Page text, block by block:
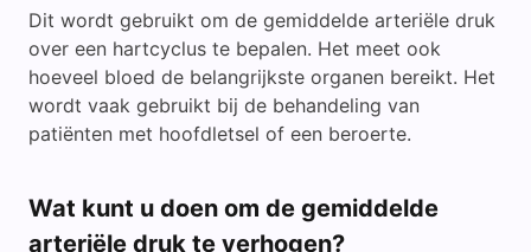
Dit wordt gebruikt om de gemiddelde arteriële druk
over een hartcyclus te bepalen. Het meet ook
hoeveel bloed de belangrijkste organen bereikt. Het
wordt vaak gebruikt bij de behandeling van
patiënten met hoofdletsel of een beroerte.
Wat kunt u doen om de gemiddelde
arteriële druk te verhogen?